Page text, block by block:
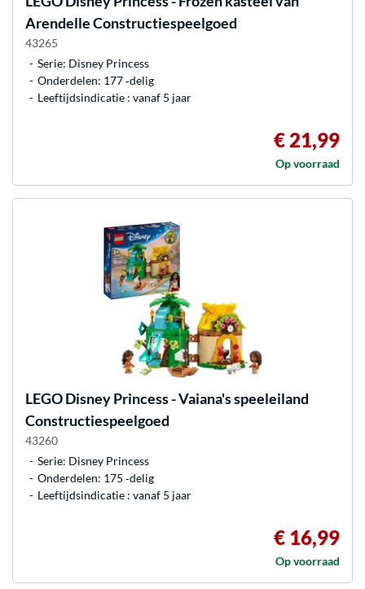
Arendelle Constructiespeelgoed
43265
Serie: Disney Princess
Onderdelen: 177 ‐delig
Leeftijdsindicatie : vanaf 5 jaar
€ 21,99
Op voorraad
LEGODisney Princess - Vaiana's speeleiland
Constructiespeelgoed
43260
Serie: Disney Princess
Onderdelen: 175 ‐delig
Leeftijdsindicatie : vanaf 5 jaar
€ 16,99
Op voorraad